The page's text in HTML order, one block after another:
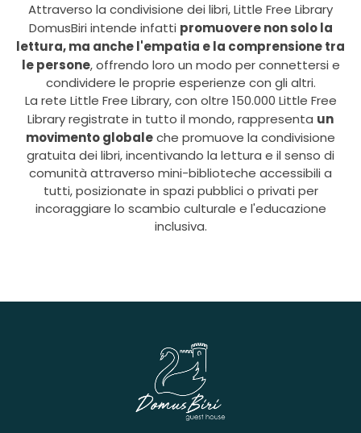
Attraverso la condivisione dei libri, Little Free Library
DomusBiri intende infatti promuovere non solo la
lettura, ma anche l'empatia e la comprensione tra
le persone, offrendo loro un modo per connettersi e
condividere le proprie esperienze con gli altri.
La rete Little Free Library, con oltre 150.000 Little Free
Library registrate in tutto il mondo, rappresenta un
movimento globaleche promuove la condivisione
gratuita dei libri, incentivando la lettura e il senso di
comunità attraverso mini-biblioteche accessibili a
tutti, posizionate in spazi pubblici o privati per
incoraggiare lo scambio culturale e l'educazione
inclusiva.